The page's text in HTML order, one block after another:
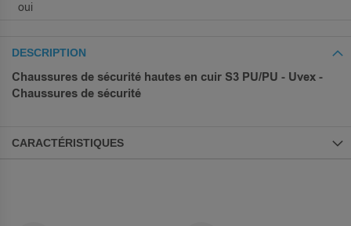
oui
DESCRIPTION
Chaussures de sécurité hautes en cuir S3 PU/PU - Uvex -
Chaussures de sécurité
CARACTÉRISTIQUES